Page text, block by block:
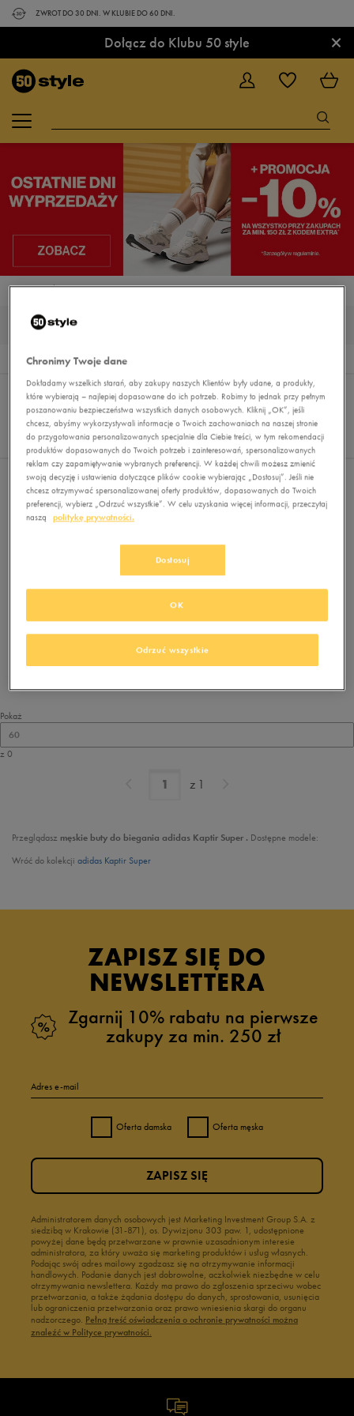
ZWROT DO 30 DNI. W KLUBIE DO 60 DNI.
Dołącz do Klubu 50 style ×
STRONA GŁÓWNA ADIDAS KAPTIR SUPER
0
Wyników
Sortuj:
REKOMENDOWANE
FILTRUJ
Pokaż
60
z 0
Nie wybrano filtrów
Brak produktów do wyświetlenia
Zmień kryteria wyszukiwania lub
usuń wybrane filtry
Pokaż
60
z 0
z 1
Przeglądasz męskie buty do biegania adidas Kaptir Super . Dostępne modele:
Wróć do kolekcji adidas Kaptir Super
ZAPISZ SIĘ DO
NEWSLETTERA
Zgarnij 10% rabatu na pierwsze
zakupy za min. 250 zł
Adres e-mail
Oferta damska Oferta męska
Administratorem danych osobowych jest Marketing Investment Group S.A. z
siedzibą w Krakowie (31-871), os. Dywizjonu 303 paw. 1, udostępnione
powyżej dane będą przetwarzane w prawnie uzasadnionym interesie
administratora, za który uważa się marketing produktów i usług własnych.
Podając swój adres mailowy zgadzasz się na otrzymywanie informacji
handlowych. Podanie danych jest dobrowolne, aczkolwiek niezbędne w celu
otrzymywania newslettera. Każdy ma prawo do zgłoszenia sprzeciwu wobec
przetwarzania, a także żądania dostępu do danych, sprostowania, usunięcia
lub ograniczenia przetwarzania oraz prawo wniesienia skargi do organu
nadzorczego. Pełną treść oświadczenia o ochronie prywatności można
znaleźć w Polityce prywatności.
ZAPISZ SIĘ
Chronimy Twoje dane
Dokładamy wszelkich starań, aby zakupy naszych Klientów były udane, a produkty,
które wybierają – najlepiej dopasowane do ich potrzeb. Robimy to jednak przy pełnym
poszanowaniu bezpieczeństwa wszystkich danych osobowych. Kliknij „OK”, jeśli
chcesz, abyśmy wykorzystywali informacje o Twoich zachowaniach na naszej stronie
do przygotowania personalizowanych specjalnie dla Ciebie treści, w tym rekomendacji
produktów dopasowanych do Twoich potrzeb i zainteresowań, spersonalizowanych
reklam czy zapamiętywanie wybranych preferencji. W każdej chwili możesz zmienić
swoją decyzję i ustawienia dotyczące plików cookie wybierając „Dostosuj”. Jeśli nie
chcesz otrzymywać spersonalizowanej oferty produktów, dopasowanych do Twoich
preferencji, wybierz „Odrzuć wszystkie”. W celu uzyskania więcej informacji, przeczytaj
naszą
politykę prywatności.
Dostosuj
Odrzuć wszystkie
OK